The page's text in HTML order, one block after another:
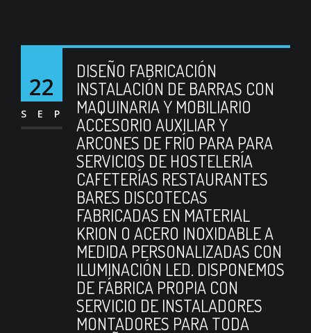
22
SEP
DISEÑO FABRICACIÓN
INSTALACIÓN DE BARRAS CON
MAQUINARIA Y MOBILIARIO
ACCESORIO AUXILIAR Y
ARCONES DE FRÍO PARA PARA
SERVICIOS DE HOSTELERÍA
CAFETERÍAS RESTAURANTES
BARES DISCOTECAS
FABRICADAS EN MATERIAL
KRION O ACERO INOXIDABLE A
MEDIDA PERSONALIZADAS CON
ILUMINACIÓN LED. DISPONEMOS
DE FÁBRICA PROPIA CON
SERVICIO DE INSTALADORES
MONTADORES PARA TODA